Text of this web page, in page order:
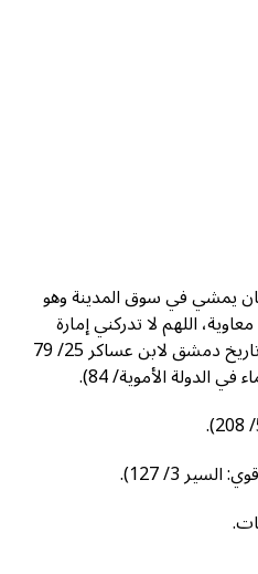
كان يمشي في سوق المدينة وهو
اللهم لا تدركني إمارة
الصبيان» (ابن منظور: مختصر تاريخ دمشق لابن عساكر 25/ 79
الدولة الأموية/ 84).